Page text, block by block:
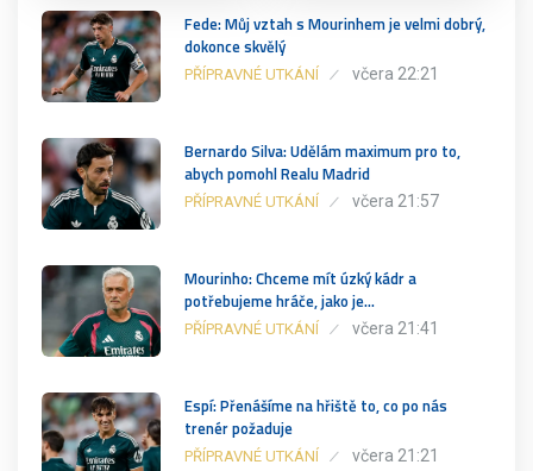
Fede: Můj vztah s Mourinhem je velmi dobrý,
dokonce skvělý
PŘÍPRAVNÉ UTKÁNÍ včera 22:21
Bernardo Silva: Udělám maximum pro to,
abych pomohl Realu Madrid
PŘÍPRAVNÉ UTKÁNÍ včera 21:57
Mourinho: Chceme mít úzký kádr a
potřebujeme hráče, jako je…
PŘÍPRAVNÉ UTKÁNÍ včera 21:41
Espí: Přenášíme na hřiště to, co po nás
trenér požaduje
PŘÍPRAVNÉ UTKÁNÍ včera 21:21